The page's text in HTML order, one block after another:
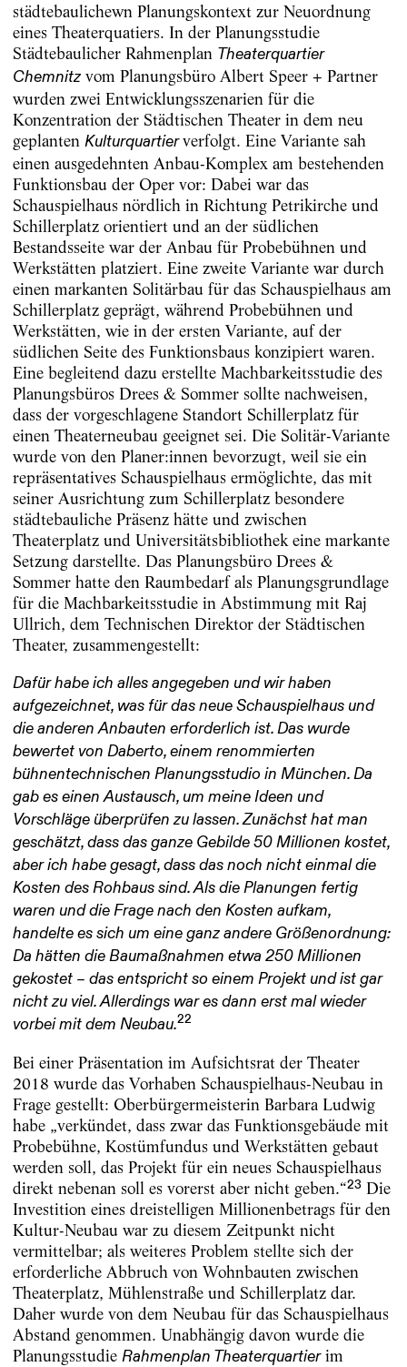
städtebaulichewn Planungskontext zur Neuordnung
eines Theaterquatiers. In der Planungsstudie
Städtebaulicher Rahmenplan Theaterquartier
Chemnitzvom Planungsbüro Albert Speer + Partner
wurden zwei Entwicklungsszenarien für die
Konzentration der Städtischen Theater in dem neu
geplanten Kulturquartierverfolgt. Eine Variante sah
einen ausgedehnten Anbau-Komplex am bestehenden
Funktionsbau der Oper vor: Dabei war das
Schauspielhaus nördlich in Richtung Petrikirche und
Schillerplatz orientiert und an der südlichen
Bestandsseite war der Anbau für Probebühnen und
Werkstätten platziert. Eine zweite Variante war durch
einen markanten Solitärbau für das Schauspielhaus am
Schillerplatz geprägt, während Probebühnen und
Werkstätten, wie in der ersten Variante, auf der
südlichen Seite des Funktionsbaus konzipiert waren.
Eine begleitend dazu erstellte Machbarkeitsstudie des
Planungsbüros Drees & Sommer sollte nachweisen,
dass der vorgeschlagene Standort Schillerplatz für
einen Theaterneubau geeignet sei. Die Solitär-Variante
wurde von den Planer:innen bevorzugt, weil sie ein
repräsentatives Schauspielhaus ermöglichte, das mit
seiner Ausrichtung zum Schillerplatz besondere
städtebauliche Präsenz hätte und zwischen
Theaterplatz und Universitätsbibliothek eine markante
Setzung darstellte. Das Planungsbüro Drees &
Sommer hatte den Raumbedarf als Planungsgrundlage
für die Machbarkeitsstudie in Abstimmung mit Raj
Ullrich, dem Technischen Direktor der Städtischen
Theater, zusammengestellt:
Dafür habe ich alles angegeben und wir haben
aufgezeichnet, was für das neue Schauspielhaus und
die anderen Anbauten erforderlich ist. Das wurde
bewertet von Daberto, einem renommierten
bühnentechnischen Planungsstudio in München. Da
gab es einen Austausch, um meine Ideen und
Vorschläge überprüfen zu lassen. Zunächst hat man
geschätzt, dass das ganze Gebilde 50 Millionen kostet,
aber ich habe gesagt, dass das noch nicht einmal die
Kosten des Rohbaus sind. Als die Planungen fertig
waren und die Frage nach den Kosten aufkam,
handelte es sich um eine ganz andere Größenordnung:
Da hätten die Baumaßnahmen etwa 250 Millionen
gekostet – das entspricht so einem Projekt und ist gar
nicht zu viel. Allerdings war es dann erst mal wieder
vorbei mit dem Neubau.22
Bei einer Präsentation im Aufsichtsrat der Theater
2018 wurde das Vorhaben Schauspielhaus-Neubau in
Frage gestellt: Oberbürgermeisterin Barbara Ludwig
habe „verkündet, dass zwar das Funktionsgebäude mit
Probebühne, Kostümfundus und Werkstätten gebaut
werden soll, das Projekt für ein neues Schauspielhaus
direkt nebenan soll es vorerst aber nicht geben.“23 Die
Investition eines dreistelligen Millionenbetrags für den
Kultur-Neubau war zu diesem Zeitpunkt nicht
vermittelbar; als weiteres Problem stellte sich der
erforderliche Abbruch von Wohnbauten zwischen
Theaterplatz, Mühlenstraße und Schillerplatz dar.
Daher wurde von dem Neubau für das Schauspielhaus
Abstand genommen. Unabhängig davon wurde die
Planungsstudie Rahmenplan Theaterquartierim